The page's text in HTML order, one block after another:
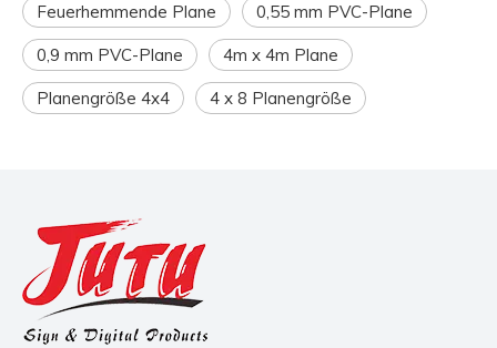
Feuerhemmende Plane 0,55 mm PVC-Plane
0,9 mm PVC-Plane 4m x 4m Plane
Planengröße 4x4 4 x 8 Planengröße